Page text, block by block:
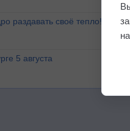
раздавать своё тепло!
5 августа